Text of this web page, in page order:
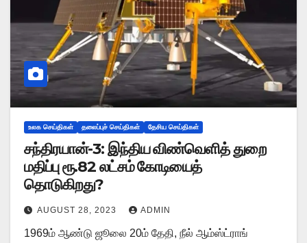
உலக செய்திகள் தலைப்புச் செய்திகள் தேசிய செய்திகள்
சந்திரயான்-3: இந்திய விண்வெளித் துறை
மதிப்பு ரூ.82 லட்சம் கோடியைத்
தொடுகிறது?
AUGUST 28, 2023 ADMIN
1969ம் ஆண்டு ஜூலை 20ம் தேதி, நீல் ஆம்ஸ்ட்ராங்